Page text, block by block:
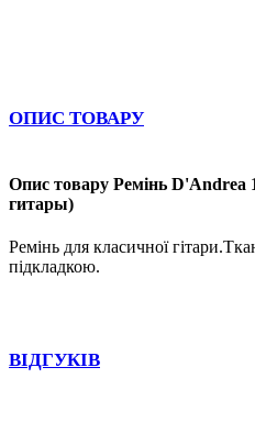
ОПИС ТОВАРУ
Опис товару Ремінь D'Andrea
гитары)
Ремінь для класичної
підкладкою.
ВІДГУКІВ